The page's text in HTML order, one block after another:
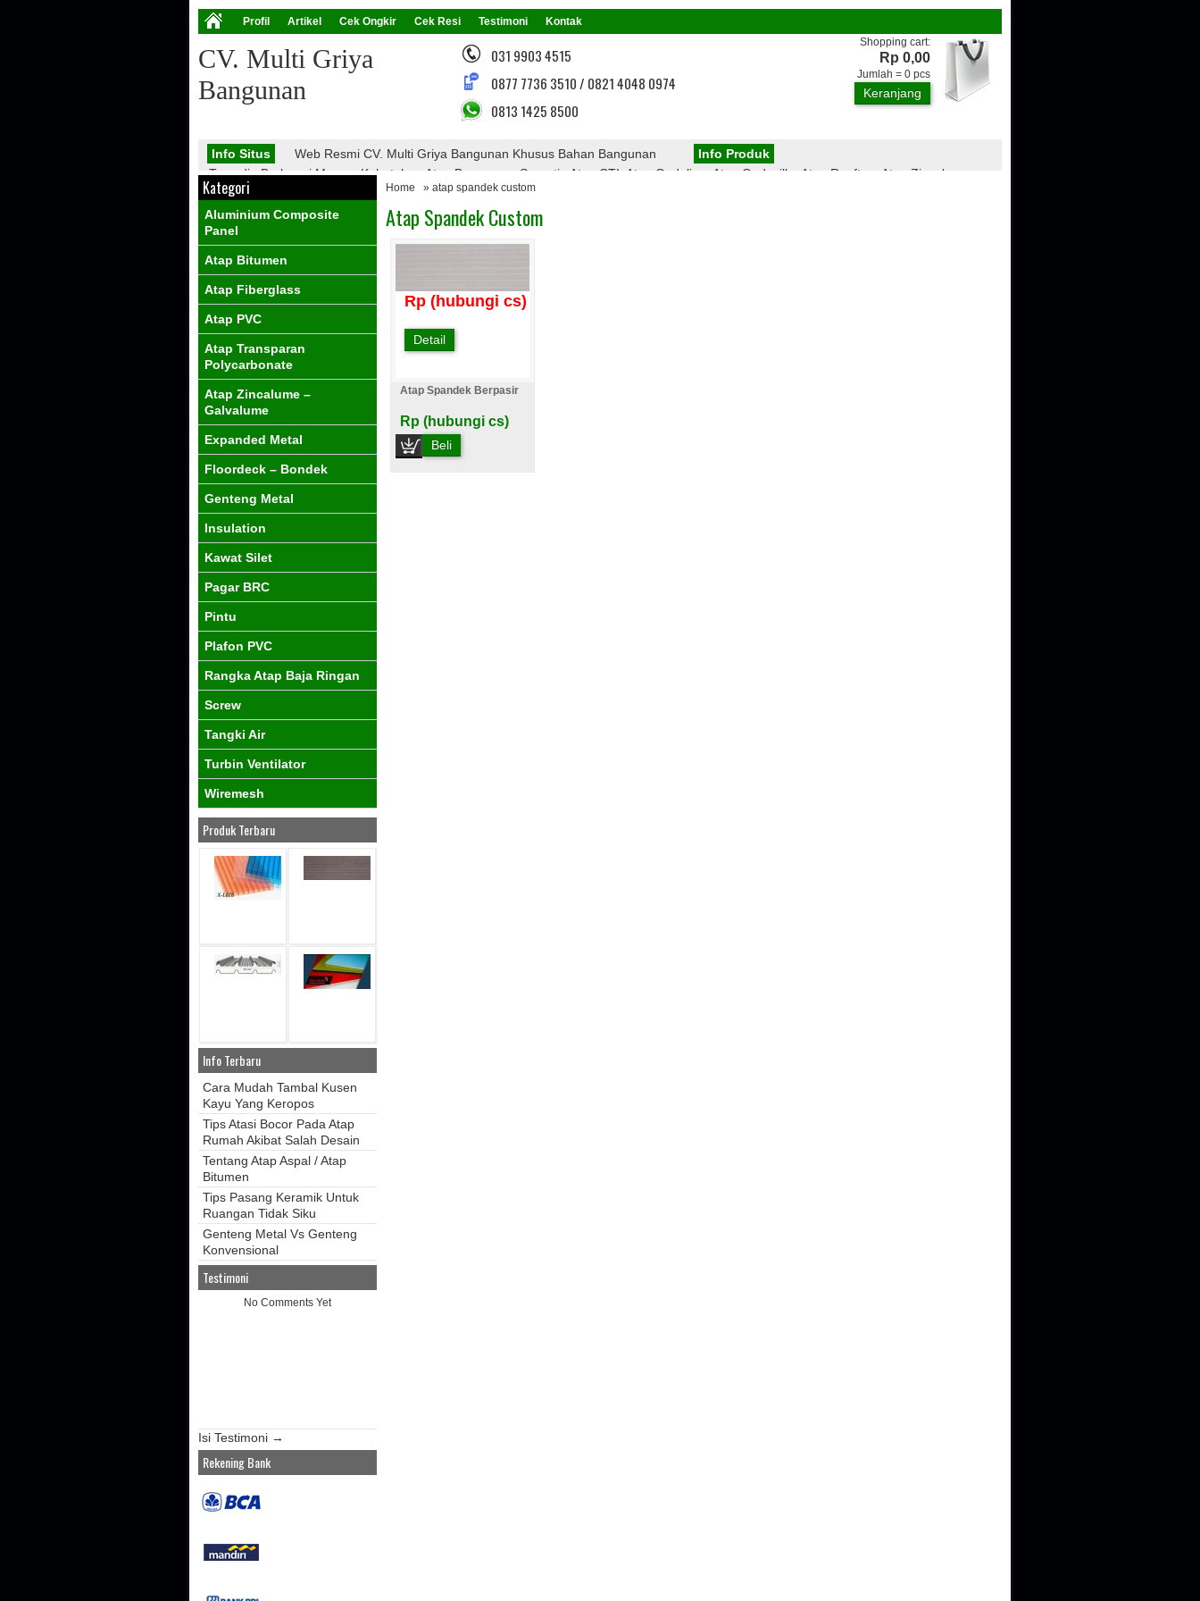
Profil Artikel Cek Ongkir Cek Resi Testimoni Kontak
CV. Multi Griya
Bangunan
031 9903 4515
0877 7736 3510 / 0821 4048 0974
0813 1425 8500
Shopping cart:
Rp 0,00
Jumlah = 0 pcs
Keranjang
Info Situs Web Resmi CV. Multi Griya Bangunan Khusus Bahan Bangunan
Info Produk
Tersedia Berbagai Macam Kebutuhan Atap Bangunan, Seperti : Atap CTI, Atap Onduline, Atap Onduvilla, Atap Rooftop, Atap Zincalume,
Atap Galvalume, Atap Fiberglass, Atap PVC, Atap Transparan, Atap Polycarbonate, Rangka Atap Baja Ringan, Genteng Metal, Plafon
Info Promo
Nantikan Promo Menarik Dari Kami
Home » atap spandek custom
Atap Spandek Custom
Rp (hubungi cs)
Detail
Atap Spandek Berpasir
Rp (hubungi cs)
Beli
Kategori
Aluminium Composite
Panel
Atap Bitumen
Atap Fiberglass
Atap PVC
Atap Transparan
Polycarbonate
Atap Zincalume –
Galvalume
Expanded Metal
Floordeck – Bondek
Genteng Metal
Insulation
Kawat Silet
Pagar BRC
Pintu
Plafon PVC
Rangka Atap Baja Ringan
Screw
Tangki Air
Turbin Ventilator
Wiremesh
Produk Terbaru
Info Terbaru
Cara Mudah Tambal Kusen
Kayu Yang Keropos
Tips Atasi Bocor Pada Atap
Rumah Akibat Salah Desain
Tentang Atap Aspal / Atap
Bitumen
Tips Pasang Keramik Untuk
Ruangan Tidak Siku
Genteng Metal Vs Genteng
Konvensional
Testimoni
No Comments Yet
Isi Testimoni →
Rekening Bank